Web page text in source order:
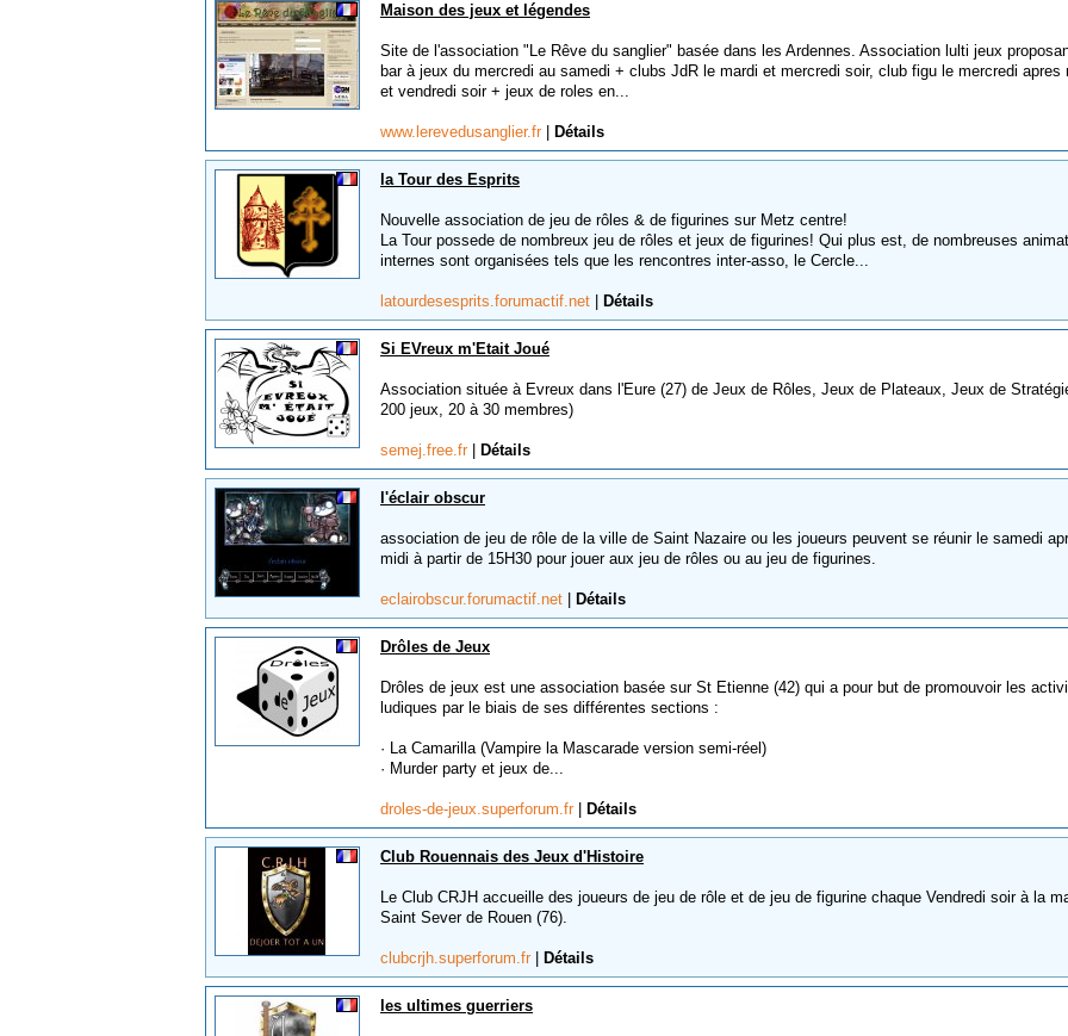
Maison des jeux et légendes
Site de l'association "Le Rêve du sanglier" basée dans les Ardennes. Association lulti jeux
bar à jeux du mercredi au samedi + clubs JdR le mardi et mercredi soir, club figu le mercredi apres
et vendredi soir + jeux de roles en...
www.lerevedusanglier.fr Détails
la Tour des Esprits
Nouvelle association de jeu de rôles & de figurines sur Metz centre!
La Tour possede de nombreux jeu de rôles et jeux de figurines! Qui plus est, de nombreuses
internes sont organisées tels que les rencontres inter-asso, le Cercle...
latourdesesprits.forumactif.net Détails
Si EVreux m'Etait Joué
Association située à Evreux dans l'Eure (27) de Jeux de Rôles, Jeux de Plateaux, Jeux de
200 jeux, 20 à 30 membres)
semej.free.fr Détails
l'éclair obscur
association de jeu de rôle de la ville de Saint Nazaire ou les joueurs peuvent se réunir le samedi
midi à partir de 15H30 pour jouer aux jeu de rôles ou au jeu de figurines.
eclairobscur.forumactif.net Détails
Drôles de Jeux
Drôles de jeux est une association basée sur St Etienne (42) qui a pour but de promouvoir les
ludiques par le biais de ses différentes sections :
· La Camarilla (Vampire la Mascarade version semi-réel)
· Murder party et jeux de...
droles-de-jeux.superforum.fr Détails
Club Rouennais des Jeux d'Histoire
Le Club CRJH accueille des joueurs de jeu de rôle et de jeu de figurine chaque Vendredi soir à la
Saint Sever de Rouen (76).
clubcrjh.superforum.fr Détails
les ultimes guerriers